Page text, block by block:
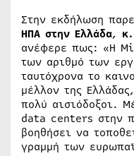
Στην εκδήλωση
ΗΠΑ στην Ελλάδα,
ανέφερε πως: «Η
των αριθμό των
ταυτόχρονα το
μέλλον της
πολύ αισιόδοξοι.
data centers στην
βοηθήσει να
γραμμή των